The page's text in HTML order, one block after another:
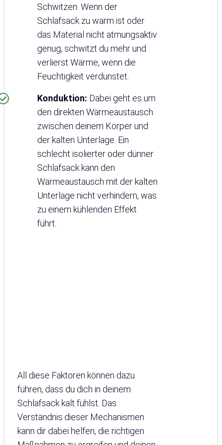
Schwitzen. Wenn der
Schlafsack zu warm ist oder
das Material nicht atmungsaktiv
genug, schwitzt du mehr und
verlierst Wärme, wenn die
Feuchtigkeit verdunstet.
Konduktion: Dabei geht es um
den direkten Wärmeaustausch
zwischen deinem Körper und
der kalten Unterlage. Ein
schlecht isolierter oder dünner
Schlafsack kann den
Wärmeaustausch mit der kalten
Unterlage nicht verhindern, was
zu einem kühlenden Effekt
führt.
All diese Faktoren können dazu
führen, dass du dich in deinem
Schlafsack kalt fühlst. Das
Verständnis dieser Mechanismen
kann dir dabei helfen, die richtigen